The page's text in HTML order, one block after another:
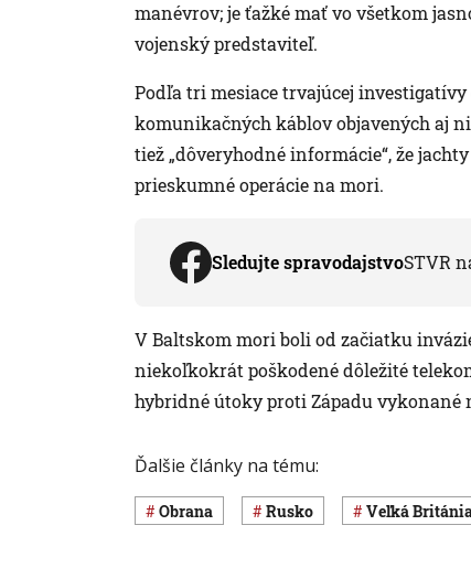
manévrov; je ťažké mať vo všetkom
vojenský predstaviteľ.
Podľa tri mesiace trvajúcej
komunikačných káblov objavených aj
tiež „dôveryhodné informácie“, že
prieskumné operácie na mori.
Sledujte spravodajstvoSTVR
V Baltskom mori boli od začiatku
niekoľkokrát poškodené dôležité
hybridné útoky proti Západu vykonané
Ďalšie články na tému:
obrana Rusko Veľká